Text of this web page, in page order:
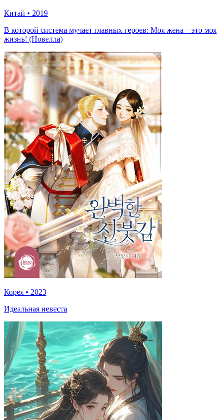
Китай • 2019
В которой система мучает главных героев: Моя жена – это моя
жизнь! (Новелла)
Корея • 2023
Идеальная невеста